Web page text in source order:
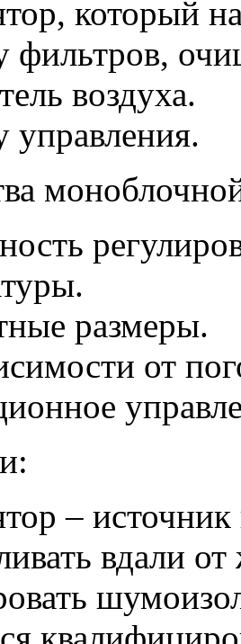
который
фильтров,
воздуха.
управления.
размеры.
от
–
вдали